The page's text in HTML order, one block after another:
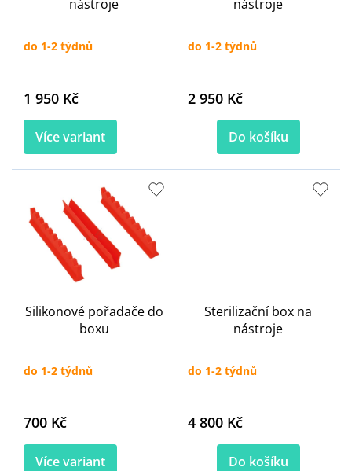
nástroje
do 1-2 týdnů
1 950 Kč
Více variant
nástroje
do 1-2 týdnů
2 950 Kč
Do košíku
Silikonové pořadače do
boxu
do 1-2 týdnů
700 Kč
Více variant
Sterilizační box na
nástroje
do 1-2 týdnů
4 800 Kč
Do košíku